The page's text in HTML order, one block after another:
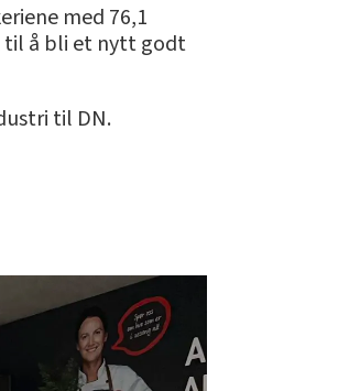
med 76,1
til å bli et nytt godt
til DN.